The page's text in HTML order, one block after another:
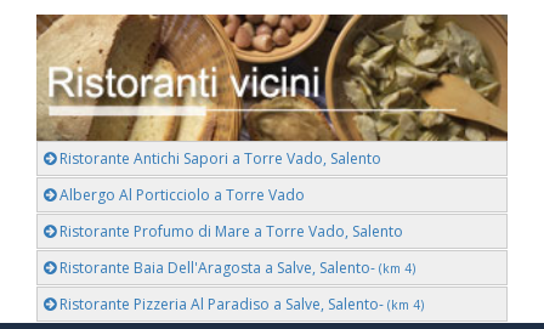
Ristorante Antichi Sapori a Torre Vado, Salento
Albergo Al Porticciolo a Torre Vado
Ristorante Profumo di Mare a Torre Vado, Salento
Ristorante Baia Dell'Aragosta a Salve, Salento- (km 4)
Ristorante Pizzeria Al Paradiso a Salve, Salento- (km 4)